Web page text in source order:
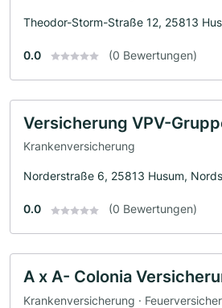
Theodor-Storm-Straße 12, 25813
0.0 (0 Bewertungen)
Versicherung VPV-
Krankenversicherung
Norderstraße 6, 25813 Husum,
0.0 (0 Bewertungen)
A x A- Colonia
Krankenversicherung ·